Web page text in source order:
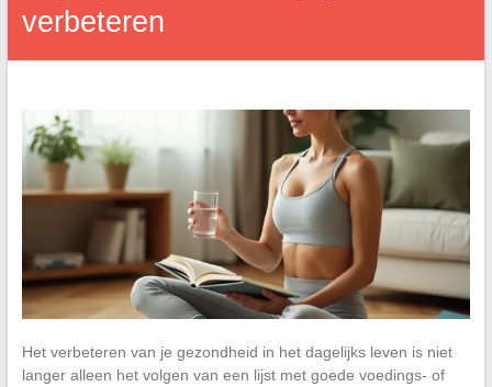
verbeteren
Het verbeteren van je gezondheid in het dagelijks leven is niet
langer alleen het volgen van een lijst met goede voedings- of